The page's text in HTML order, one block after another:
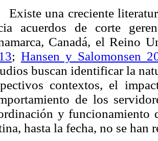
Existe una creciente
acuerdos de corte
Canadá, el Reino
; Hansen y Salomonsen
buscan identificar la
contextos, el
de los
y funcionamiento
hasta la fecha, no se han